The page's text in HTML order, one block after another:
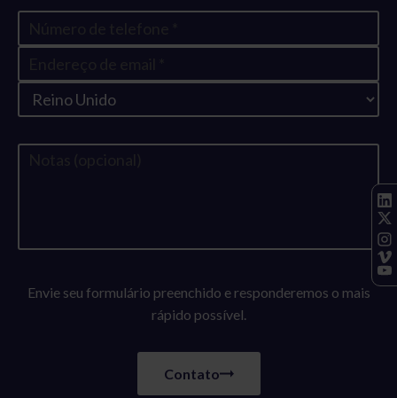
Envie seu formulário preenchido e responderemos o mais
rápido possível.
Contato